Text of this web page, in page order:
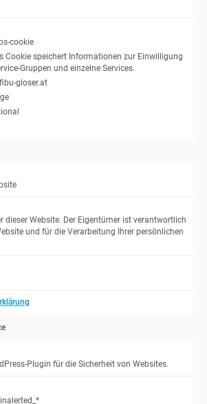
cookie
Cookie speichert Informationen zur Einwilligung
Gruppen und einzelne Services.
gloser.at
dieser Website. Der Eigentümer ist verantwortlich
und für die Verarbeitung Ihrer persönlichen
Plugin für die Sicherheit von Websites.